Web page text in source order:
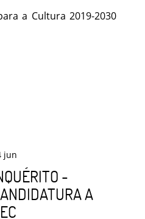
a Cultura 2019-2030
jun
-
A